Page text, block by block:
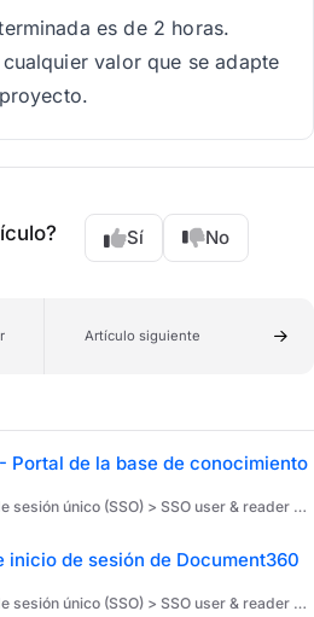
es de 2 horas.
valor que se adapte
Sí No
Artículo siguiente
Portal de la base de conocimiento
único (SSO) > SSO user & reader management
inicio de sesión de Document360
único (SSO) > SSO user & reader management